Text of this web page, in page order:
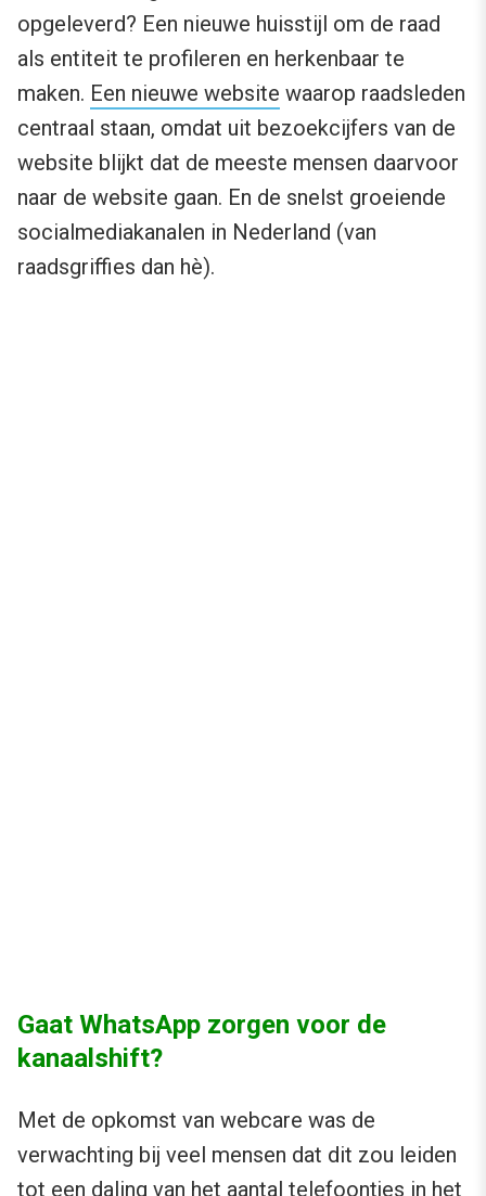
opgeleverd? Een nieuwe huisstijl om de raad
als entiteit te profileren en herkenbaar te
maken. Een nieuwe website waarop raadsleden
centraal staan, omdat uit bezoekcijfers van de
website blijkt dat de meeste mensen daarvoor
naar de website gaan. En de snelst groeiende
socialmediakanalen in Nederland (van
raadsgriffies dan hè).
Gaat WhatsApp zorgen voor de
kanaalshift?
Met de opkomst van webcare was de
verwachting bij veel mensen dat dit zou leiden
tot een daling van het aantal telefoontjes in het